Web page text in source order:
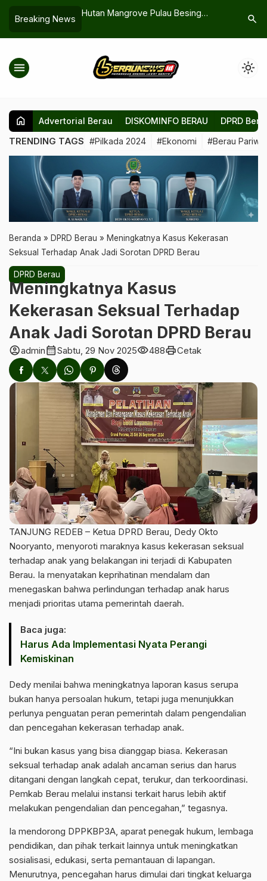
Breaking News
Siapkan Terobosan Pemasaran
Tekan
search
menu light_mode
home Advertorial Berau DISKOMINFO BERAU DPRD
TRENDING TAGS #Pilkada 2024 #Ekonomi #Berau
Beranda » DPRD Berau » Meningkatnya Kasus Kekerasan
Seksual Terhadap Anak Jadi Sorotan DPRD Berau
DPRD Berau
Meningkatnya Kasus
Kekerasan Seksual Terhadap
Anak Jadi Sorotan DPRD Berau
account_circleadmincalendar_monthSabtu, 29 Nov 2025visibility488printCetak
TANJUNG REDEB – Ketua DPRD Berau, Dedy Okto
Nooryanto, menyoroti maraknya kasus kekerasan seksual
terhadap anak yang belakangan ini terjadi di Kabupaten
Berau. Ia menyatakan keprihatinan mendalam dan
menegaskan bahwa perlindungan terhadap anak harus
menjadi prioritas utama pemerintah daerah.
Baca juga:
Harus Ada Implementasi Nyata Perangi
Kemiskinan
Dedy menilai bahwa meningkatnya laporan kasus serupa
bukan hanya persoalan hukum, tetapi juga menunjukkan
perlunya penguatan peran pemerintah dalam pengendalian
dan pencegahan kekerasan terhadap anak.
“Ini bukan kasus yang bisa dianggap biasa. Kekerasan
seksual terhadap anak adalah ancaman serius dan harus
ditangani dengan langkah cepat, terukur, dan terkoordinasi.
Pemkab Berau melalui instansi terkait harus lebih aktif
melakukan pengendalian dan pencegahan,” tegasnya.
Ia mendorong DPPKBP3A, aparat penegak hukum, lembaga
pendidikan, dan pihak terkait lainnya untuk meningkatkan
sosialisasi, edukasi, serta pemantauan di lapangan.
Menurutnya, pencegahan harus dimulai dari tingkat keluarga